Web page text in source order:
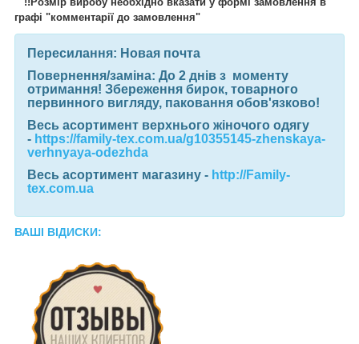
графі "комментарії до замовлення"
Пересилання: Новая почта
Повернення/заміна: До 2 днів з моменту
отримання! Збереження бирок, товарного
первинного вигляду, паковання обов'язково!
Весь асортимент верхнього жіночого одягу
- https://family-tex.com.ua/g10355145-zhenskaya-
verhnyaya-odezhda
Весь асортимент магазину - http://Family-
tex.com.ua
ВАШІ ВІДИСКИ: